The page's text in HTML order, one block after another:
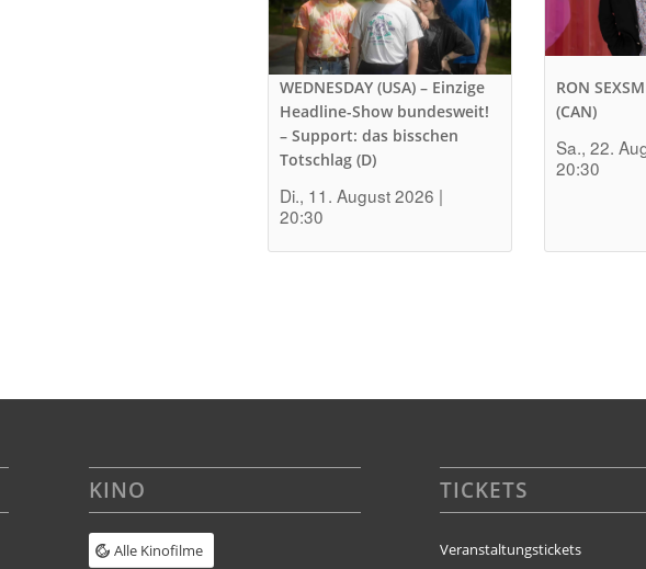
WEDNESDAY (USA) – Einzige
Headline-Show bundesweit!
– Support: das bisschen
Totschlag (D)
Di., 11. August 2026 |
20:30
RON
(CAN)
Sa., 22.
20:30
KINO
Alle Kinofilme
TICKETS
Veranstaltungstickets